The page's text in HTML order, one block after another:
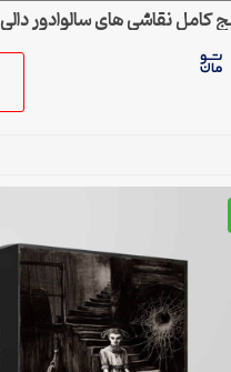
کامل نقاشی های سالوادور دالی